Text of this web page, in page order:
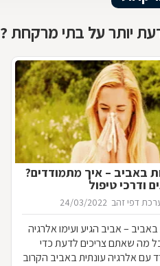
יותר על בתי מרקחת ?
באביב – איך מתמודדים?
ודרכי טיפול
דפי זהב 24/03/2022
באביב – אביב הגיע ועימו אלרגיה
מה שאתם צריכים לדעת כדי
עם אלרגיה עונתית באביב הקרוב